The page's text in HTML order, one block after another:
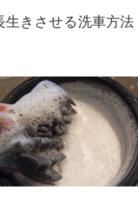
きさせる洗車方法